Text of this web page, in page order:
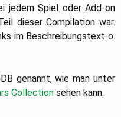
jedem Spiel oder Add-on
dieser Compilation war.
im Beschreibungstext o.
genannt, wie man unter
Collection sehen kann.